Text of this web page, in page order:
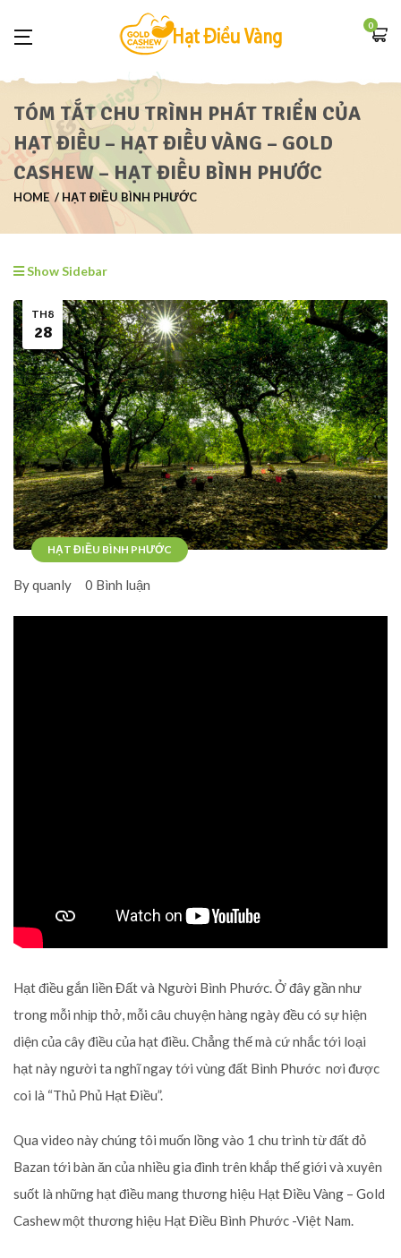
0
TÓM TẮT CHU TRÌNH PHÁT TRIỂN CỦA
HẠT ĐIỀU – HẠT ĐIỀU VÀNG – GOLD
CASHEW – HẠT ĐIỀU BÌNH PHƯỚC
HOME HẠT ĐIỀU BÌNH PHƯỚC
Show Sidebar
HẠT ĐIỀU BÌNH PHƯỚC
TH8
28
By quanly 0 Bình luận
Hạt điều gắn liền Đất và Người Bình Phước. Ở đây gần như
trong mỗi nhịp thở, mỗi câu chuyện hàng ngày đều có sự hiện
diện của cây điều của hạt điều. Chẳng thế mà cứ nhắc tới loại
hạt này người ta nghĩ ngay tới vùng đất Bình Phước nơi được
coi là “Thủ Phủ Hạt Điều”.
Qua video này chúng tôi muốn lồng vào 1 chu trình từ đất đỏ
Bazan tới bàn ăn của nhiều gia đình trên khắp thế giới và xuyên
suốt là những hạt điều mang thương hiệu Hạt Điều Vàng – Gold
Cashew một thương hiệu Hạt Điều Bình Phước -Việt Nam.